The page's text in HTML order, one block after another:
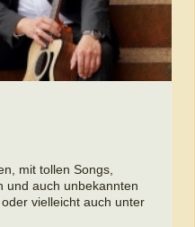
mit tollen Songs,
und auch unbekannten
vielleicht auch unter